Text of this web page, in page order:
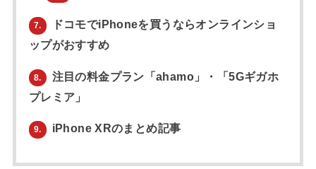
7.
ドコモでiPhoneを買うならオンラインショ
ップがおすすめ
8.
注目の料金プラン「ahamo」・「5Gギガホ
プレミア」
9. iPhone XRのまとめ記事